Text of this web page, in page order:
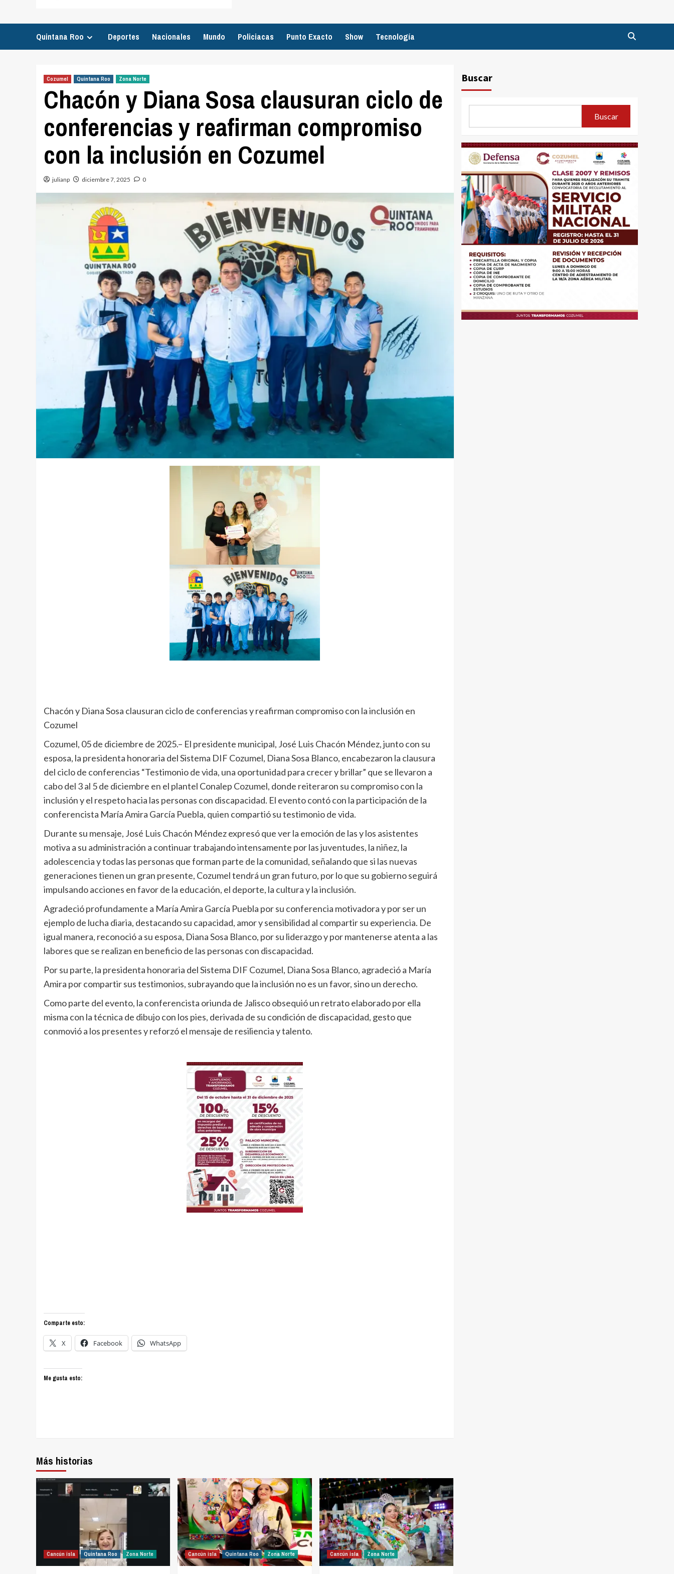
Quintana Roo Deportes Nacionales Mundo Policiacas Punto Exacto Show Tecnología
Cozumel Quintana Roo Zona Norte
Chacón y Diana Sosa clausuran ciclo de
conferencias y reafirman compromiso
con la inclusión en Cozumel
julianp diciembre 7, 2025 0
Chacón y Diana Sosa clausuran ciclo de conferencias y reafirman compromiso con la inclusión en
Cozumel
Cozumel, 05 de diciembre de 2025.– El presidente municipal, José Luis Chacón Méndez, junto con su
esposa, la presidenta honoraria del Sistema DIF Cozumel, Diana Sosa Blanco, encabezaron la clausura
del ciclo de conferencias “Testimonio de vida, una oportunidad para crecer y brillar” que se llevaron a
cabo del 3 al 5 de diciembre en el plantel Conalep Cozumel, donde reiteraron su compromiso con la
inclusión y el respeto hacia las personas con discapacidad. El evento contó con la participación de la
conferencista María Amira García Puebla, quien compartió su testimonio de vida.
Durante su mensaje, José Luis Chacón Méndez expresó que ver la emoción de las y los asistentes
motiva a su administración a continuar trabajando intensamente por las juventudes, la niñez, la
adolescencia y todas las personas que forman parte de la comunidad, señalando que si las nuevas
generaciones tienen un gran presente, Cozumel tendrá un gran futuro, por lo que su gobierno seguirá
impulsando acciones en favor de la educación, el deporte, la cultura y la inclusión.
Agradeció profundamente a María Amira García Puebla por su conferencia motivadora y por ser un
ejemplo de lucha diaria, destacando su capacidad, amor y sensibilidad al compartir su experiencia. De
igual manera, reconoció a su esposa, Diana Sosa Blanco, por su liderazgo y por mantenerse atenta a las
labores que se realizan en beneficio de las personas con discapacidad.
Por su parte, la presidenta honoraria del Sistema DIF Cozumel, Diana Sosa Blanco, agradeció a María
Amira por compartir sus testimonios, subrayando que la inclusión no es un favor, sino un derecho.
Como parte del evento, la conferencista oriunda de Jalisco obsequió un retrato elaborado por ella
misma con la técnica de dibujo con los pies, derivada de su condición de discapacidad, gesto que
conmovió a los presentes y reforzó el mensaje de resiliencia y talento.
Comparte esto:
X Facebook WhatsApp
Me gusta esto:
Más historias
Cancún isla Quintana Roo Zona Norte Cancún isla Quintana Roo Zona Norte Cancún isla Zona Norte
Buscar
Buscar